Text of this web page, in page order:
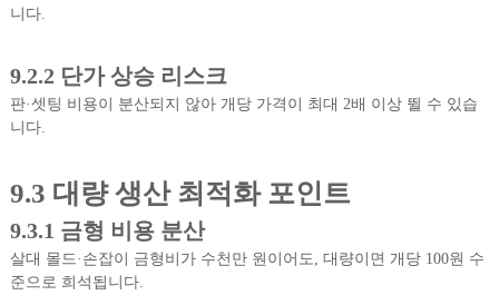
니다.
9.2.2 단가 상승 리스크
판·셋팅 비용이 분산되지 않아 개당 가격이 최대 2배 이상 뛸 수 있습
니다.
9.3 대량 생산 최적화 포인트
9.3.1 금형 비용 분산
살대 몰드·손잡이 금형비가 수천만 원이어도, 대량이면 개당 100원 수
준으로 희석됩니다.